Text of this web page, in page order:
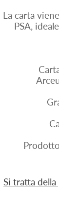
La carta
PSA,
Si tratta